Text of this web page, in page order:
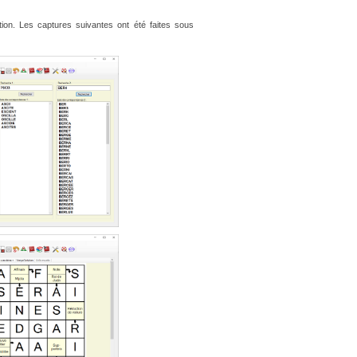
Les captures suivantes ont été faites sous